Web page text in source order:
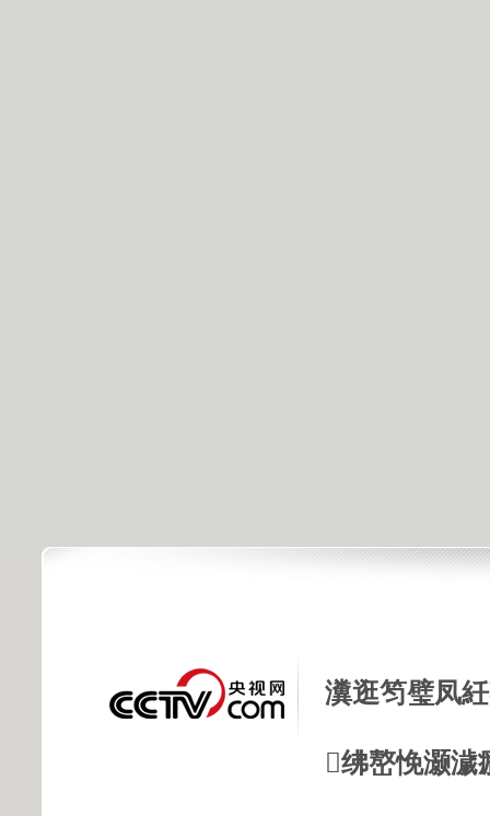
瀵逛笉璧凤
绋嶅悗灏